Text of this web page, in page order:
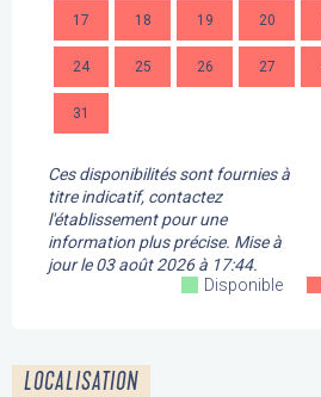
17 18 19 20
24 25 26 27
31
Ces disponibilités sont fournies à
titre indicatif, contactez
l'établissement pour une
information plus précise. Mise à
jour le03 août 2026 à 17:44.
Disponible
LOCALISATION